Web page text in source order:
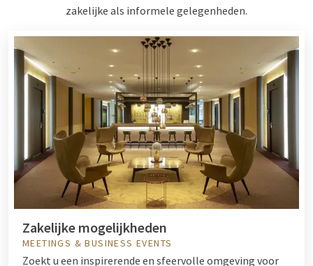
zakelijke als informele gelegenheden.
Zakelijke mogelijkheden
MEETINGS & BUSINESS EVENTS
Zoekt u een inspirerende en sfeervolle omgeving voor